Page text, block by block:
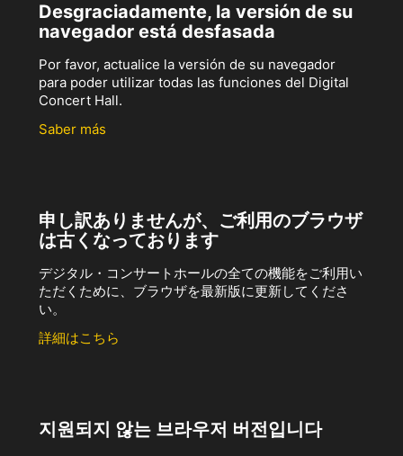
Desgraciadamente, la versión de su
navegador está desfasada
Por favor, actualice la versión de su navegador
para poder utilizar todas las funciones del Digital
Concert Hall.
Saber más
申し訳ありませんが、ご利用のブラウザ
は古くなっております
デジタル・コンサートホールの全ての機能をご利用い
ただくために、ブラウザを最新版に更新してくださ
い。
詳細はこちら
지원되지 않는 브라우저 버전입니다